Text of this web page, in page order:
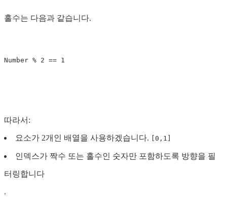
홀수는 다음과 같습니다.
따라서:
요소가 2개인 배열을 사용하겠습니다. [0,1]
인덱스가 짝수 또는 홀수인 숫자만 포함하도록 방향을 필
터링합니다
.